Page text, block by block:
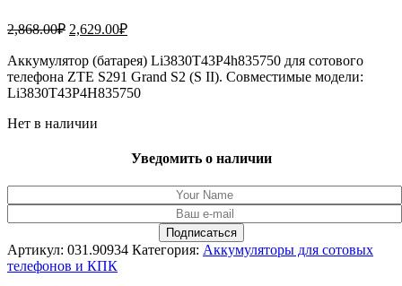
2,868.00₽ Первоначальная
составляла
2,868.00₽.
2,629.00₽Текущая
2,629.00₽.
Аккумулятор (батарея) Li3830T43P4h835750 для сотового
телефона ZTE S291 Grand S2 (S II). Совместимые модели:
Li3830T43P4H835750
Нет в наличии
Уведомить о наличии
Артикул: 031.90934 Категория: Аккумуляторы для сотовых
телефонов и КПК